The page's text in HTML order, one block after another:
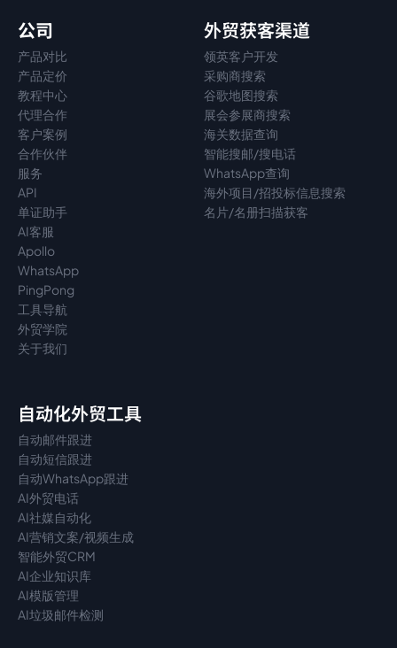
公司
产品对比
产品定价
教程中心
代理合作
客户案例
合作伙伴
服务
API
单证助手
AI客服
Apollo
WhatsApp
PingPong
工具导航
外贸学院
关于我们
外贸获客渠道
领英客户开发
采购商搜索
谷歌地图搜索
展会参展商搜索
海关数据查询
智能搜邮/搜电话
WhatsApp查询
海外项目/招投标信息搜索
名片/名册扫描获客
自动化外贸工具
自动邮件跟进
自动短信跟进
自动WhatsApp跟进
AI外贸电话
AI社媒自动化
AI营销文案/视频生成
智能外贸CRM
AI企业知识库
AI模版管理
AI垃圾邮件检测